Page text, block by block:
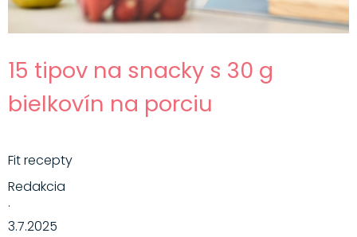
15 tipov na snacky s 30 g
bielkovín na porciu
Fit recepty
Redakcia
·
3.7.2025